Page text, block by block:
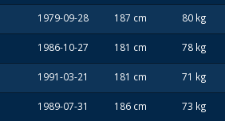
1979-09-28 187 cm 80 kg
1986-10-27 181 cm 78 kg
1991-03-21 181 cm 71 kg
1989-07-31 186 cm 73 kg